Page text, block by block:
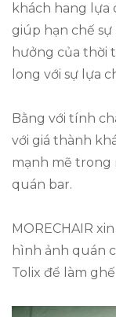
khách hang lựa
giúp hạn chế sự
hưởng của thời
long với sự lựa
Bằng với tính
với giá thành
mạnh mẽ trong
quán bar.
MORECHAIR
hình ảnh quán
Tolix để làm